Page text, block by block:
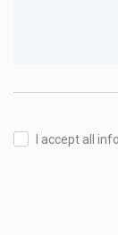
I accept all